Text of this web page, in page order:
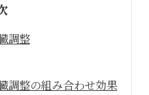
調整
調整の組み合わせ効果